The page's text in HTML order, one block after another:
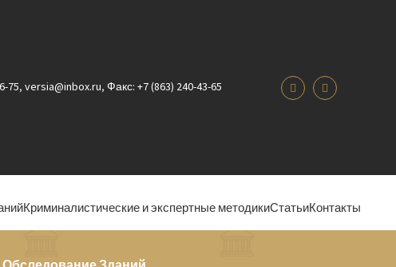
75,versia@inbox.ru,Факс: +7 (863) 240-43-65
Криминалистические и экспертные методикиСтатьиКонтакты